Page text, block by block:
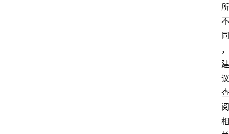
所
不
同
，
建
议
查
阅
相